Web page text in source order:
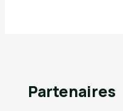
Partenaires